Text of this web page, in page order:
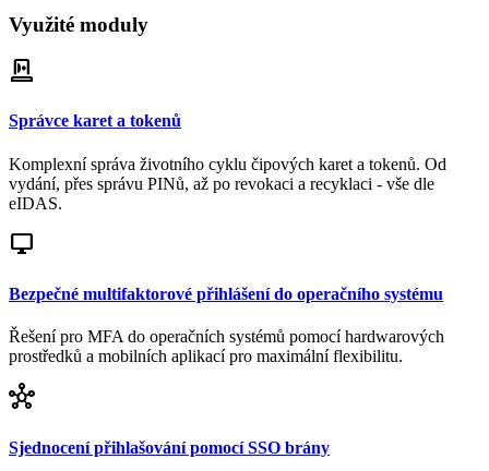
Využité moduly
smart_card_reader
Správce karet a tokenů
Komplexní správa životního cyklu čipových karet a tokenů. Od
vydání, přes správu PINů, až po revokaci a recyklaci - vše dle
eIDAS.
desktop_windows
Bezpečné multifaktorové přihlášení do operačního systému
Řešení pro MFA do operačních systémů pomocí hardwarových
prostředků a mobilních aplikací pro maximální flexibilitu.
hub
Sjednocení přihlašování pomocí SSO brány